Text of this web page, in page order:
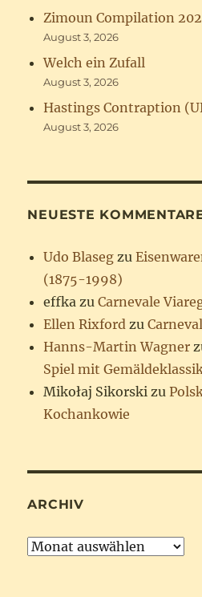
Zimoun Compilation
August 3, 2026
Welch ein Zufall
August 3, 2026
Hastings Contraption
August 3, 2026
NEUESTE
Udo Blaseg zu
(1875-1998)
effka zuCarnevale
Ellen Rixford zu
Hanns-Martin Wagner
Spiel mit
Mikołaj Sikorski zu
Kochankowie
ARCHIV
Archiv